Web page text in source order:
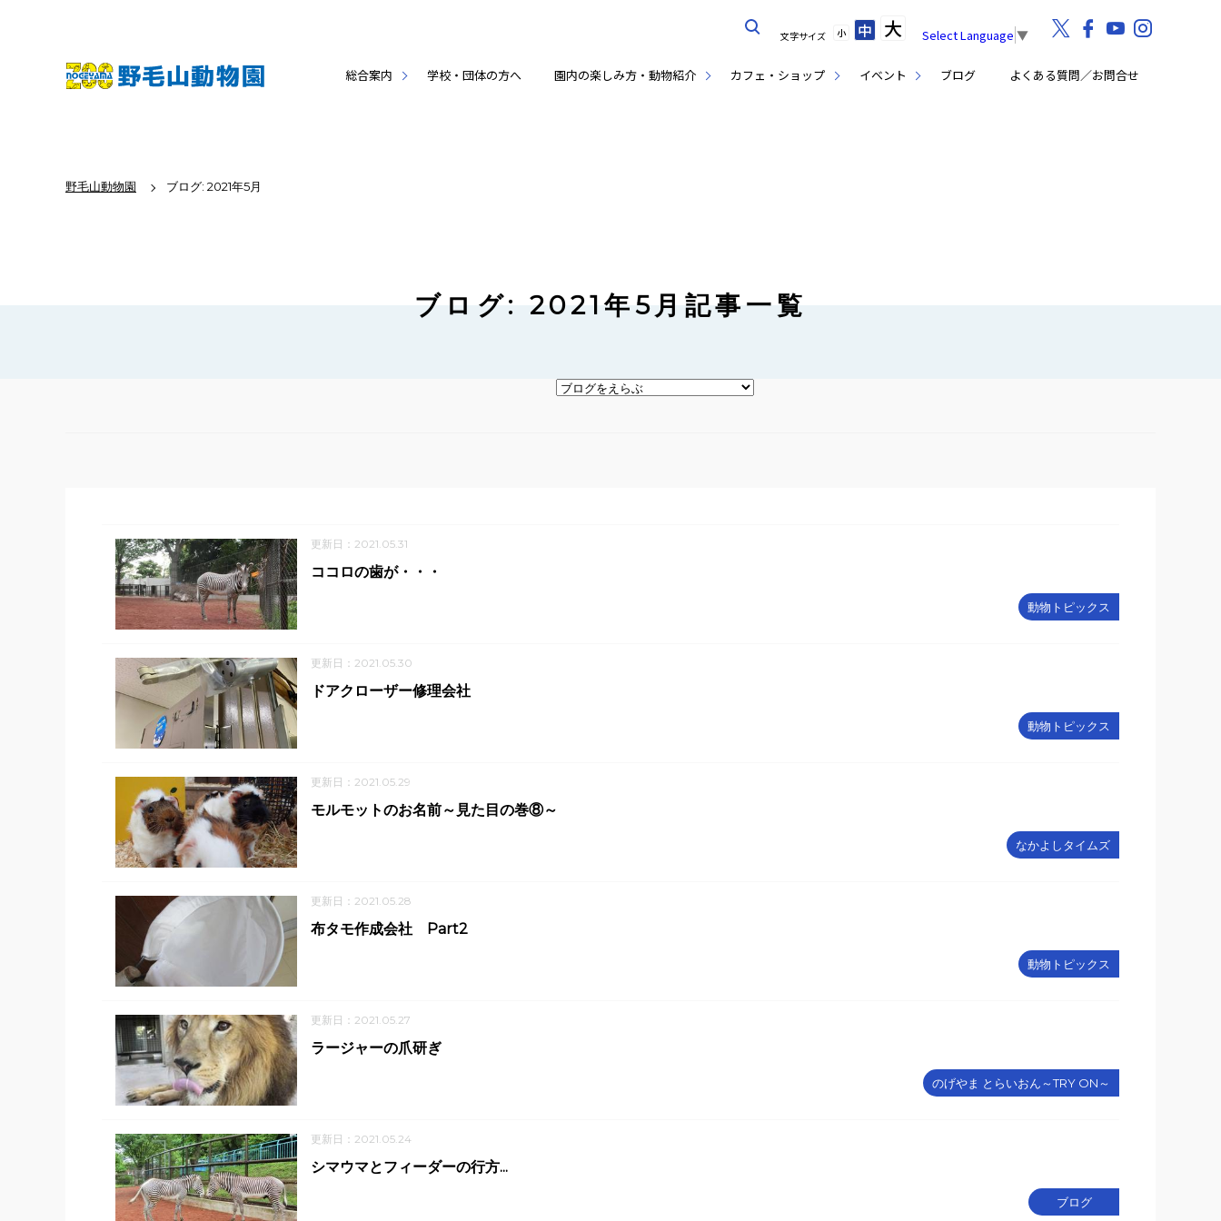
総合案内 学校・団体の方へ 園内の楽しみ方・動物紹介 カフェ・ショップ イベント ブログ よくある質問／お問合せ
文字サイズ 小 中 大 Select Language ▼
野毛山動物園 ブログ: 2021年5月
ブログ: 2021年5月記事一覧
更新日：2021.05.31
動物トピックス
ココロの歯が・・・
更新日：2021.05.30
動物トピックス
ドアクローザー修理会社
更新日：2021.05.29
なかよしタイムズ
モルモットのお名前～見た目の巻⑧～
更新日：2021.05.28
動物トピックス
布タモ作成会社 Part2
更新日：2021.05.27
のげやま とらいおん～TRY ON～
ラージャーの爪研ぎ
更新日：2021.05.24
ブログ
シマウマとフィーダーの行方...